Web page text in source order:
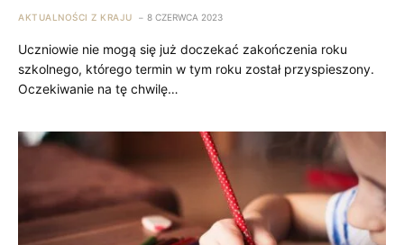
AKTUALNOŚCI Z KRAJU 8 CZERWCA 2023
Uczniowie nie mogą się już doczekać zakończenia roku
szkolnego, którego termin w tym roku został przyspieszony.
Oczekiwanie na tę chwilę…